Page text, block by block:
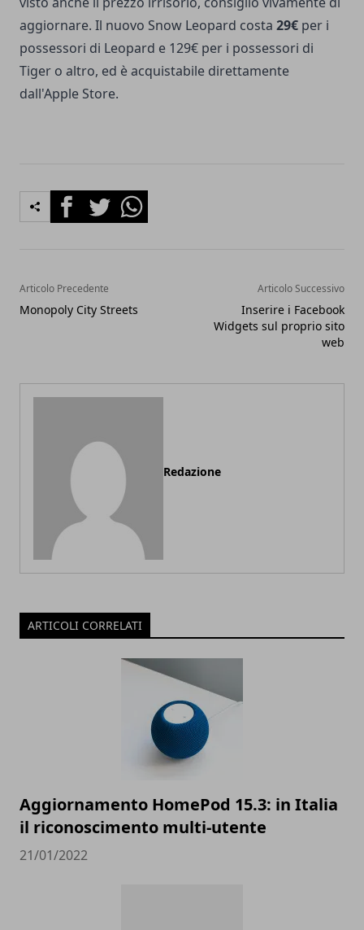
aggiornare. Il nuovo Snow Leopard costa 29€ per i
possessori di Leopard e 129€ per i possessori di
Tiger o altro, ed è acquistabile direttamente
dall'Apple Store.
FacebookTwitterWhatsapp
Articolo Precedente
Monopoly City Streets
Articolo Successivo
Inserire i Facebook
Widgets sul proprio sito
web
Redazione
ARTICOLI CORRELATI
Aggiornamento HomePod 15.3: in Italia
il riconoscimento multi-utente
21/01/2022